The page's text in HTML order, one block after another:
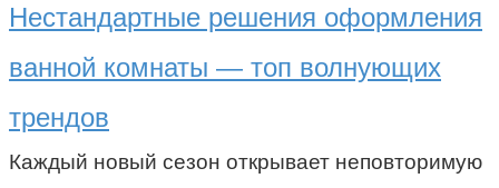
Нестандартные решения оформления
ванной комнаты — топ волнующих
трендов
Каждый новый сезон открывает неповторимую